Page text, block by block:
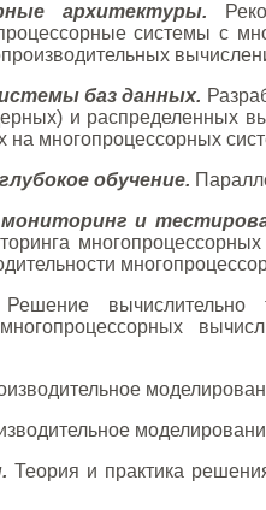
архитектуры.
системы с
баз данных.
и распределенных
многопроцессорных
обучение.
и
вычислительно
Теория и практика